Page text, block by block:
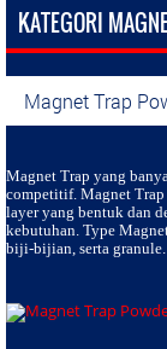
KATEGORI
Magnet Trap
Magnet Trap yang
competitif. Magnet Trap
layer yang bentuk dan
kebutuhan. Type
biji-bijian, serta granule.